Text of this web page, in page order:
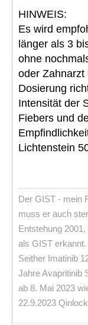
HINWEIS:
Es wird
länger als 3
ohne
oder Zahnarzt
Dosierung
Intensität der
Fiebers und
Lichtenstein
Der GIST - mein
muss er auch
Entstehung
als GIST erkannt.
Seither Imatinib
Jahre Avapritinib
ab 8. Mai 2023
22.9.2023